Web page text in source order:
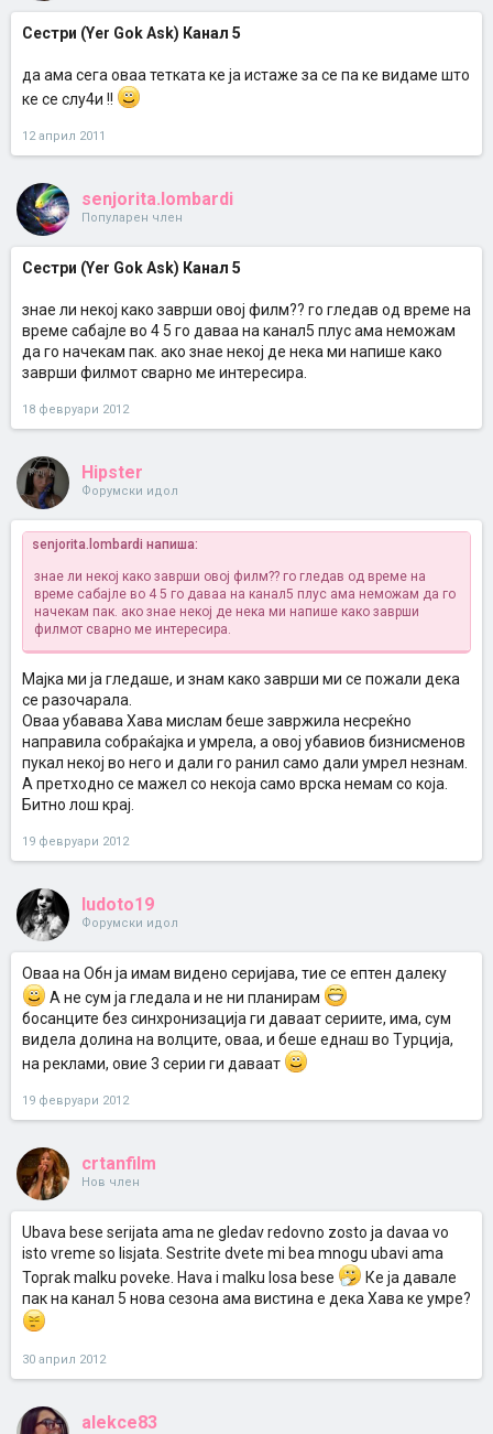
Сестри (Yer Gok Ask) Канал 5
да ама сега оваа тетката ке ја истаже за се па ке видаме што
ке се слу4и !!
12 април 2011
senjorita.lombardi
Популарен член
Сестри (Yer Gok Ask) Канал 5
знае ли некој како заврши овој филм?? го гледав од време на
време сабајле во 4 5 го даваа на канал5 плус ама неможам
да го начекам пак. ако знае некој де нека ми напише како
заврши филмот сварно ме интересира.
18 февруари 2012
Hipster
Форумски идол
senjorita.lombardi напиша:
знае ли некој како заврши овој филм?? го гледав од време на
време сабајле во 4 5 го даваа на канал5 плус ама неможам да го
начекам пак. ако знае некој де нека ми напише како заврши
филмот сварно ме интересира.
Мајка ми ја гледаше, и знам како заврши ми се пожали дека
се разочарала.
Оваа убавава Хава мислам беше завржила несреќно
направила собраќајка и умрела, а овој убавиов бизнисменов
пукал некој во него и дали го ранил само дали умрел незнам.
А претходно се мажел со некоја само врска немам со која.
Битно лош крај.
19 февруари 2012
ludoto19
Форумски идол
Oваа на Oбн ја имам видено серијава, тие се ептен далеку
A не сум ја гледала и не ни планирам
босанците без синхронизација ги даваат сериите, има, сум
видела долина на волците, оваа, и беше еднаш во Tурција,
на реклами, овие 3 серии ги даваат
19 февруари 2012
crtanfilm
Нов член
Ubava bese serijata ama ne gledav redovno zosto ja davaa vo
isto vreme so lisjata. Sestrite dvete mi bea mnogu ubavi ama
Toprak malku poveke. Hava i malku losa bese
Ке ја давале
пак на канал 5 нова сезона ама вистина е дека Хава ке умре?
30 април 2012
alekce83